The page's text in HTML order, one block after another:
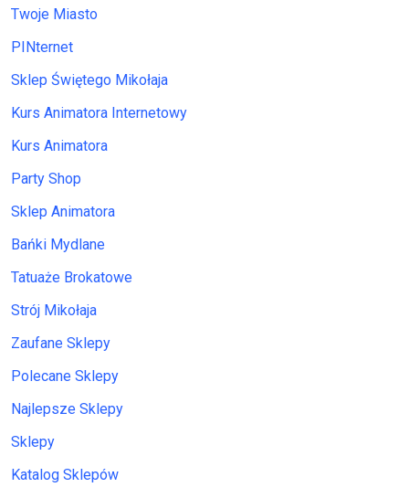
Twoje Miasto
PINternet
Sklep Świętego Mikołaja
Kurs Animatora Internetowy
Kurs Animatora
Party Shop
Sklep Animatora
Bańki Mydlane
Tatuaże Brokatowe
Strój Mikołaja
Zaufane Sklepy
Polecane Sklepy
Najlepsze Sklepy
Sklepy
Katalog Sklepów